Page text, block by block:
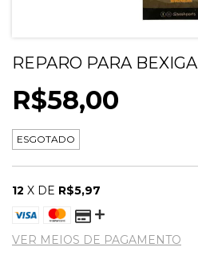
REPARO PARA BEXIGA
R$58,00
ESGOTADO
12 X DE R$5,97
VER MEIOS DE PAGAMENTO